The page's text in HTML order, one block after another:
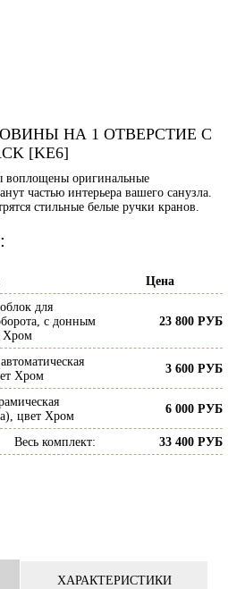
НА 1 ОТВЕРСТИЕ С
[KE6]
воплощены оригинальные
частью интерьера вашего санузла.
стильные белые ручки кранов.
Цена
для
c донным
Хром
23 800 РУБ
Хром
3 600 РУБ
цвет Хром
6 000 РУБ
Весь комплект: 33 400 РУБ
ХАРАКТЕРИСТИКИ